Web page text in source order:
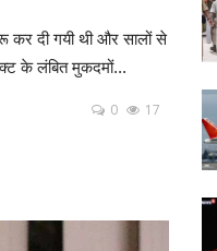
कर दी गयी थी और सालों से
के लंबित मुकदमों...
0 17